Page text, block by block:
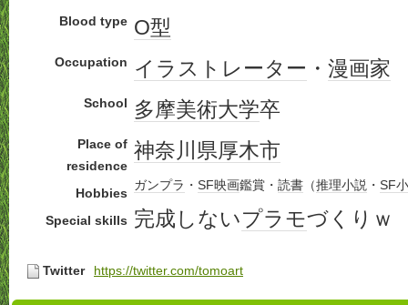
Blood type O型
Occupation イラストレーター ・ 漫画家
School 多摩美術大学卒
Place of
residence
神奈川県厚木市
Hobbies
ガンプラ ・ SF映画鑑賞・ 読書 （推理小説 ・ SF
Special skills 完成しないプラモづくりｗ
Twitter https://twitter.com/tomoart